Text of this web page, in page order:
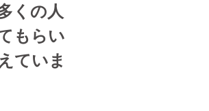
くの人
もらい
ていま